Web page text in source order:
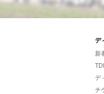
デ
新
デ
チ